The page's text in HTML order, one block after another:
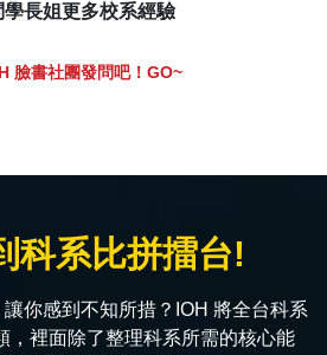
學長姐更多校系經驗
臉書社團發問吧！GO~
科系比拼擂台!
你感到不知所措？IOH 將全台科系
，裡面除了整理科系所需的核心能